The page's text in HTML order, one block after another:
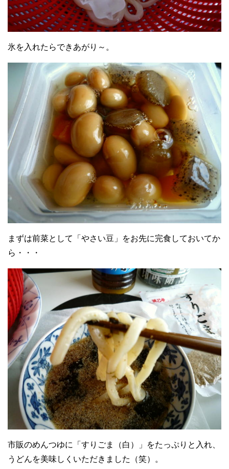
氷を入れたらできあがり～。
まずは前菜として「やさい豆」をお先に完食しておいてか
ら・・・
市販のめんつゆに「すりごま（白）」をたっぷりと入れ、
うどんを美味しくいただきました（笑）。